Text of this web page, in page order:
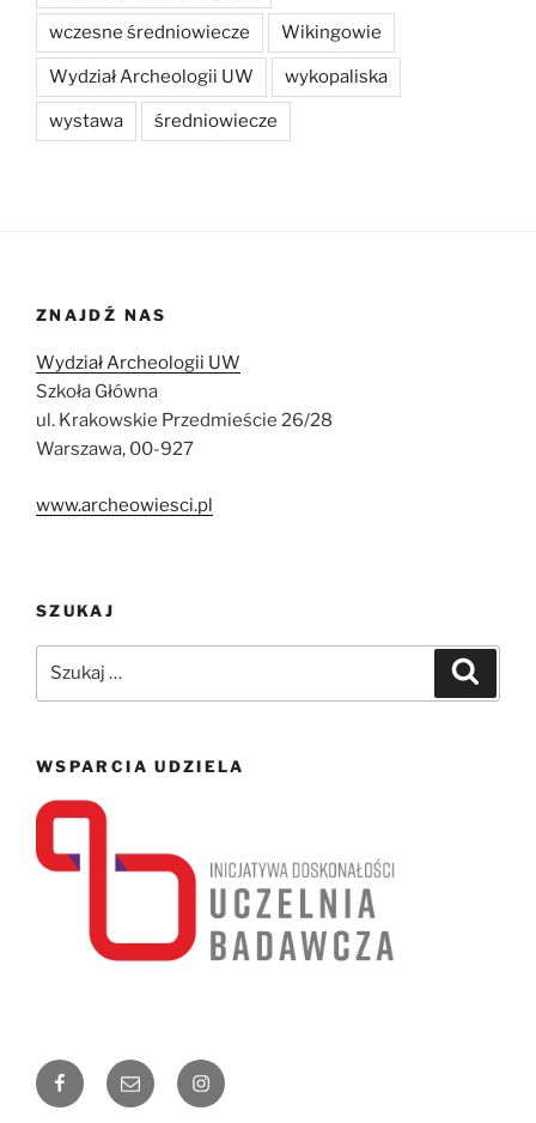
wczesne średniowiecze Wikingowie
Wydział Archeologii UW wykopaliska
wystawa średniowiecze
ZNAJDŹ NAS
Wydział Archeologii UW
Szkoła Główna
ul. Krakowskie Przedmieście 26/28
Warszawa, 00-927
www.archeowiesci.pl
SZUKAJ
WSPARCIA UDZIELA
FacebookEmail Instagram